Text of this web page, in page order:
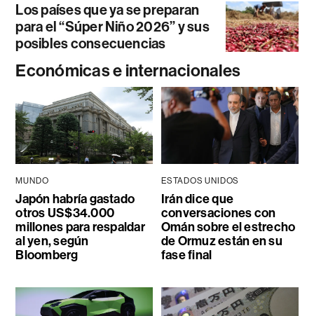
Los países que ya se preparan
para el “Súper Niño 2026” y sus
posibles consecuencias
Económicas e internacionales
MUNDO
Japón habría gastado
otros US$34.000
millones para respaldar
al yen, según
Bloomberg
ESTADOS UNIDOS
Irán dice que
conversaciones con
Omán sobre el estrecho
de Ormuz están en su
fase final